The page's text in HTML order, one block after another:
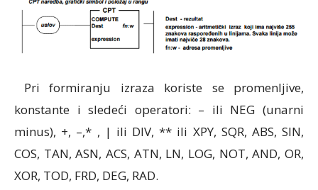
Pri formiranju izraza koriste se promenljive,
konstante i sledeći operatori: – ili NEG (unarni
minus), +, –,* , | ili DIV, ** ili XPY, SQR, ABS, SIN,
COS, TAN, ASN, ACS, ATN, LN, LOG, NOT, AND, OR,
XOR, TOD, FRD, DEG, RAD.